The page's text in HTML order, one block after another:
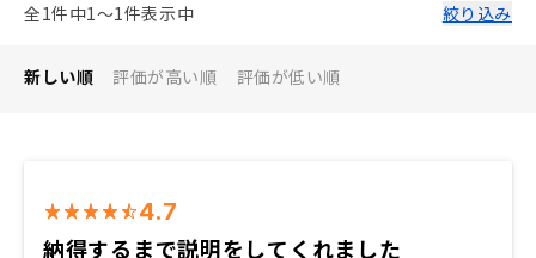
全1件中1〜1件表示中
絞り込み
新しい順 評価が高い順 評価が低い順
4.7
納得するまで説明をしてくれました